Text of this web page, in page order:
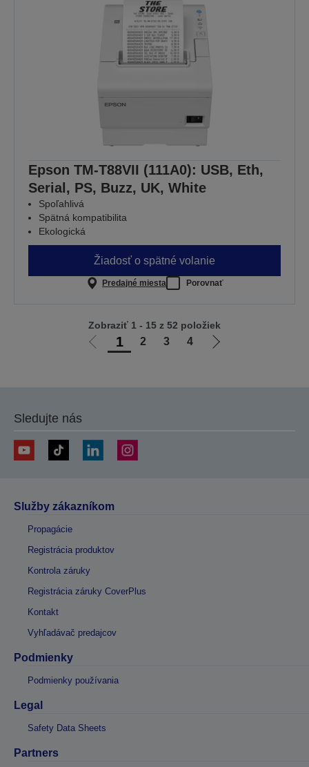
Epson TM-T88VII (111A0): USB, Eth,
Serial, PS, Buzz, UK, White
Spoľahlivá
Spätná kompatibilita
Ekologická
Žiadosť o spätné volanie
Predajné miesta Porovnať
Ísť
1 2 3 4
Ísť
Zobraziť 1 - 15 z 52 položiek
Sledujte nás
Služby zákazníkom
Propagácie
Registrácia produktov
Kontrola záruky
Registrácia záruky CoverPlus
Kontakt
Vyhľadávač predajcov
Podmienky
Podmienky používania
Legal
Safety Data Sheets
Partners